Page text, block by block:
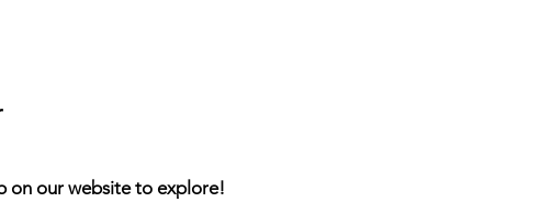
on our website to explore!